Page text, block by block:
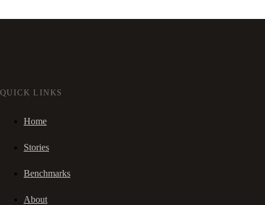
QUICK LINKS
Home
Stories
Benchmarks
About